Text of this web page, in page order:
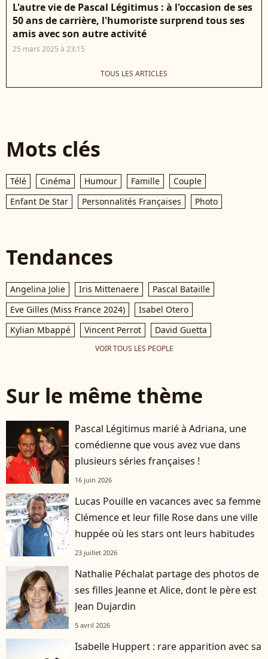
L'autre vie de Pascal Légitimus : à l'occasion de ses
50 ans de carrière, l'humoriste surprend tous ses
amis avec son autre activité
25 mars 2025 à 23:15
TOUS LES ARTICLES
Mots clés
Télé Cinéma Humour Famille
Couple
Enfant De Star
Personnalités Françaises Photo
Tendances
Angelina Jolie Iris Mittenaere
Pascal Bataille
Eve Gilles (Miss France 2024)
Isabel Otero
Kylian Mbappé
Vincent Perrot David Guetta
VOIR TOUS LES PEOPLE
Sur le même thème
Pascal Légitimus marié à Adriana, une
comédienne que vous avez vue dans
plusieurs séries françaises !
16 juin 2026
Lucas Pouille en vacances avec sa femme
Clémence et leur fille Rose dans une ville
huppée où les stars ont leurs habitudes
23 juillet 2026
Nathalie Péchalat partage des photos de
ses filles Jeanne et Alice, dont le père est
Jean Dujardin
5 avril 2026
Isabelle Huppert : rare apparition avec sa